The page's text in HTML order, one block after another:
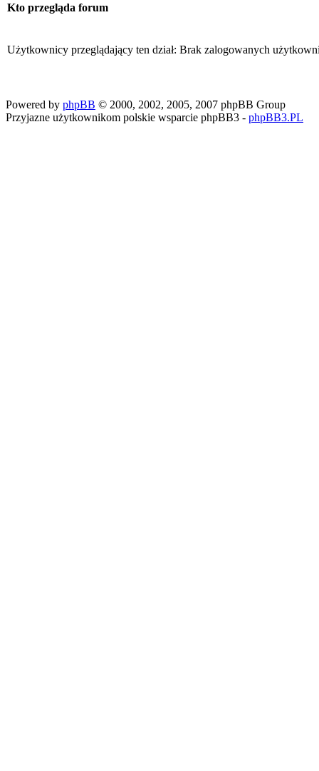
Kto przegląda forum
Użytkownicy przeglądający ten dział: Brak zalogowanych
Powered by phpBB © 2000, 2002, 2005, 2007 phpBB Group
Przyjazne użytkownikom polskie wsparcie phpBB3 - phpBB3.PL